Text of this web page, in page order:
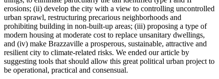
erosions; (ii) develop the city with a view to controlling uncontrolled
urban sprawl, restructuring precarious neighborhoods and
prohibiting building in non-built-up areas; (iii) proposing a type of
modern housing at moderate cost to replace unsanitary dwellings,
and (iv) make Brazzaville a prosperous, sustainable, attractive and
resilient city to climate-related risks. We ended our article by
suggesting tools that should allow this great political urban project to
be operational, practical and consensual.